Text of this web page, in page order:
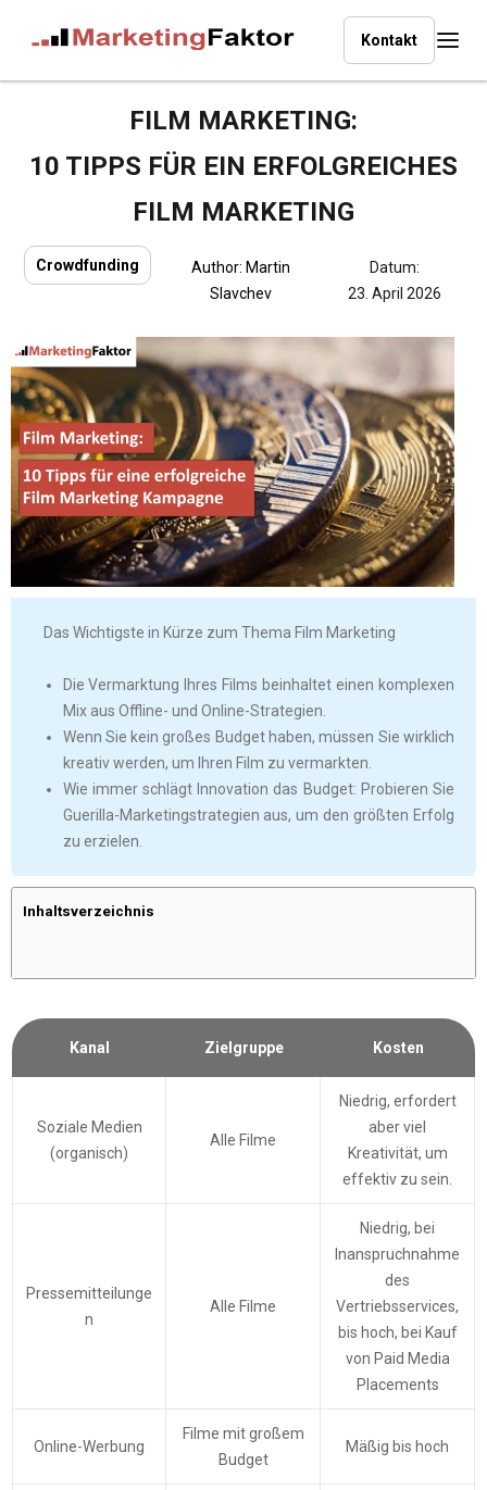
Kontakt
FILM MARKETING:
10 TIPPS FÜR EIN ERFOLGREICHES
FILM MARKETING
Crowdfunding Author: Martin
Slavchev
Datum:
23. April 2026
Das Wichtigste in Kürze zum Thema Film Marketing
Die Vermarktung Ihres Films beinhaltet einen komplexen
Mix aus Offline- und Online-Strategien.
Wenn Sie kein großes Budget haben, müssen Sie wirklich
kreativ werden, um Ihren Film zu vermarkten.
Wie immer schlägt Innovation das Budget: Probieren Sie
Guerilla-Marketingstrategien aus, um den größten Erfolg
zu erzielen.
Inhaltsverzeichnis
Kanal Zielgruppe Kosten
Soziale Medien
(organisch)
Alle Filme
Niedrig, erfordert
aber viel
Kreativität, um
effektiv zu sein.
Pressemitteilunge
n
Alle Filme
Niedrig, bei
Inanspruchnahme
des
Vertriebsservices,
bis hoch, bei Kauf
von Paid Media
Placements
Online-Werbung
Filme mit großem
Budget
Mäßig bis hoch